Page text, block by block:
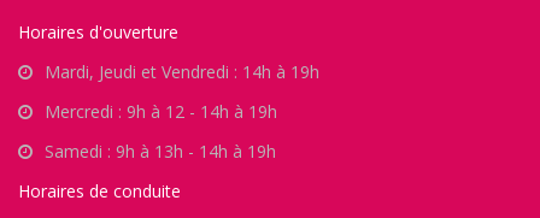
Horaires d'ouverture
Mardi, Jeudi et Vendredi : 14h à 19h
Mercredi : 9h à 12 - 14h à 19h
Samedi : 9h à 13h - 14h à 19h
Horaires de conduite